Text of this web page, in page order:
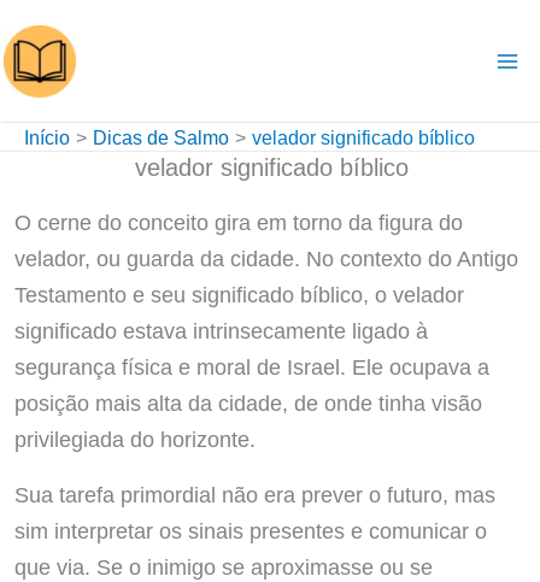
para
o
conteúdo
Início Dicas de Salmo velador significado bíblico
velador significado bíblico
O cerne do conceito gira em torno da figura do
velador, ou guarda da cidade. No contexto do Antigo
Testamento e seu significado bíblico, o velador
significado estava intrinsecamente ligado à
segurança física e moral de Israel. Ele ocupava a
posição mais alta da cidade, de onde tinha visão
privilegiada do horizonte.
Sua tarefa primordial não era prever o futuro, mas
sim interpretar os sinais presentes e comunicar o
que via. Se o inimigo se aproximasse ou se